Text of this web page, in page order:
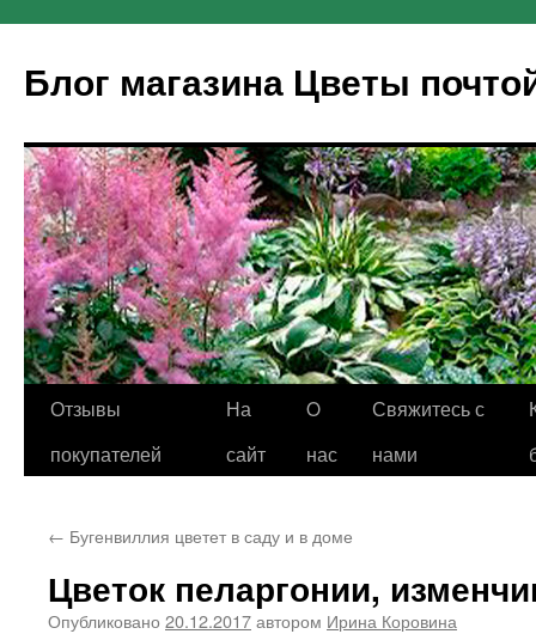
Блог магазина Цветы
Отзывы
покупателей
На
сайт
O
нас
Свяжитесь с
нами
← Бугенвиллия цветет в саду и в доме
Цветок пеларгонии,
Опубликовано 20.12.2017автором Ирина Коровина